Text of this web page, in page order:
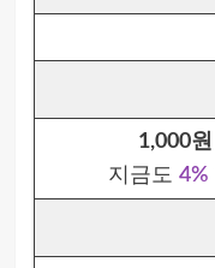
1,000원
지금도 4%